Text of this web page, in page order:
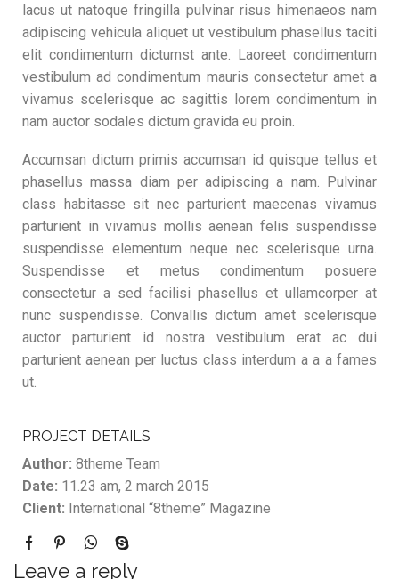
lacus ut natoque fringilla pulvinar risus himenaeos nam
adipiscing vehicula aliquet ut vestibulum phasellus taciti
elit condimentum dictumst ante. Laoreet condimentum
vestibulum ad condimentum mauris consectetur amet a
vivamus scelerisque ac sagittis lorem condimentum in
nam auctor sodales dictum gravida eu proin.
Accumsan dictum primis accumsan id quisque tellus et
phasellus massa diam per adipiscing a nam. Pulvinar
class habitasse sit nec parturient maecenas vivamus
parturient in vivamus mollis aenean felis suspendisse
suspendisse elementum neque nec scelerisque urna.
Suspendisse et metus condimentum posuere
consectetur a sed facilisi phasellus et ullamcorper at
nunc suspendisse. Convallis dictum amet scelerisque
auctor parturient id nostra vestibulum erat ac dui
parturient aenean per luctus class interdum a a a fames
ut.
PROJECT DETAILS
Author: 8theme Team
Date: 11.23 am, 2 march 2015
Client: International “8theme” Magazine
Leave a reply